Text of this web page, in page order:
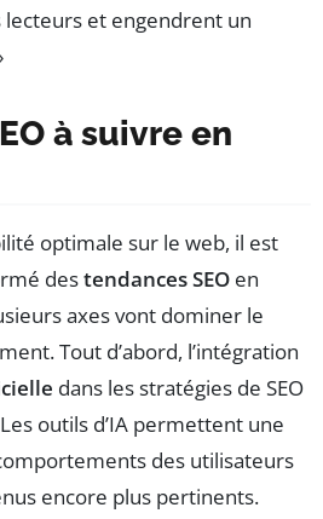
et engendrent un
à suivre en
optimale sur le web, il est
destendances SEO en
axes vont dominer le
Tout d’abord, l’intégration
dans les stratégies de SEO
outils d’IA permettent une
des utilisateurs
encore plus pertinents.